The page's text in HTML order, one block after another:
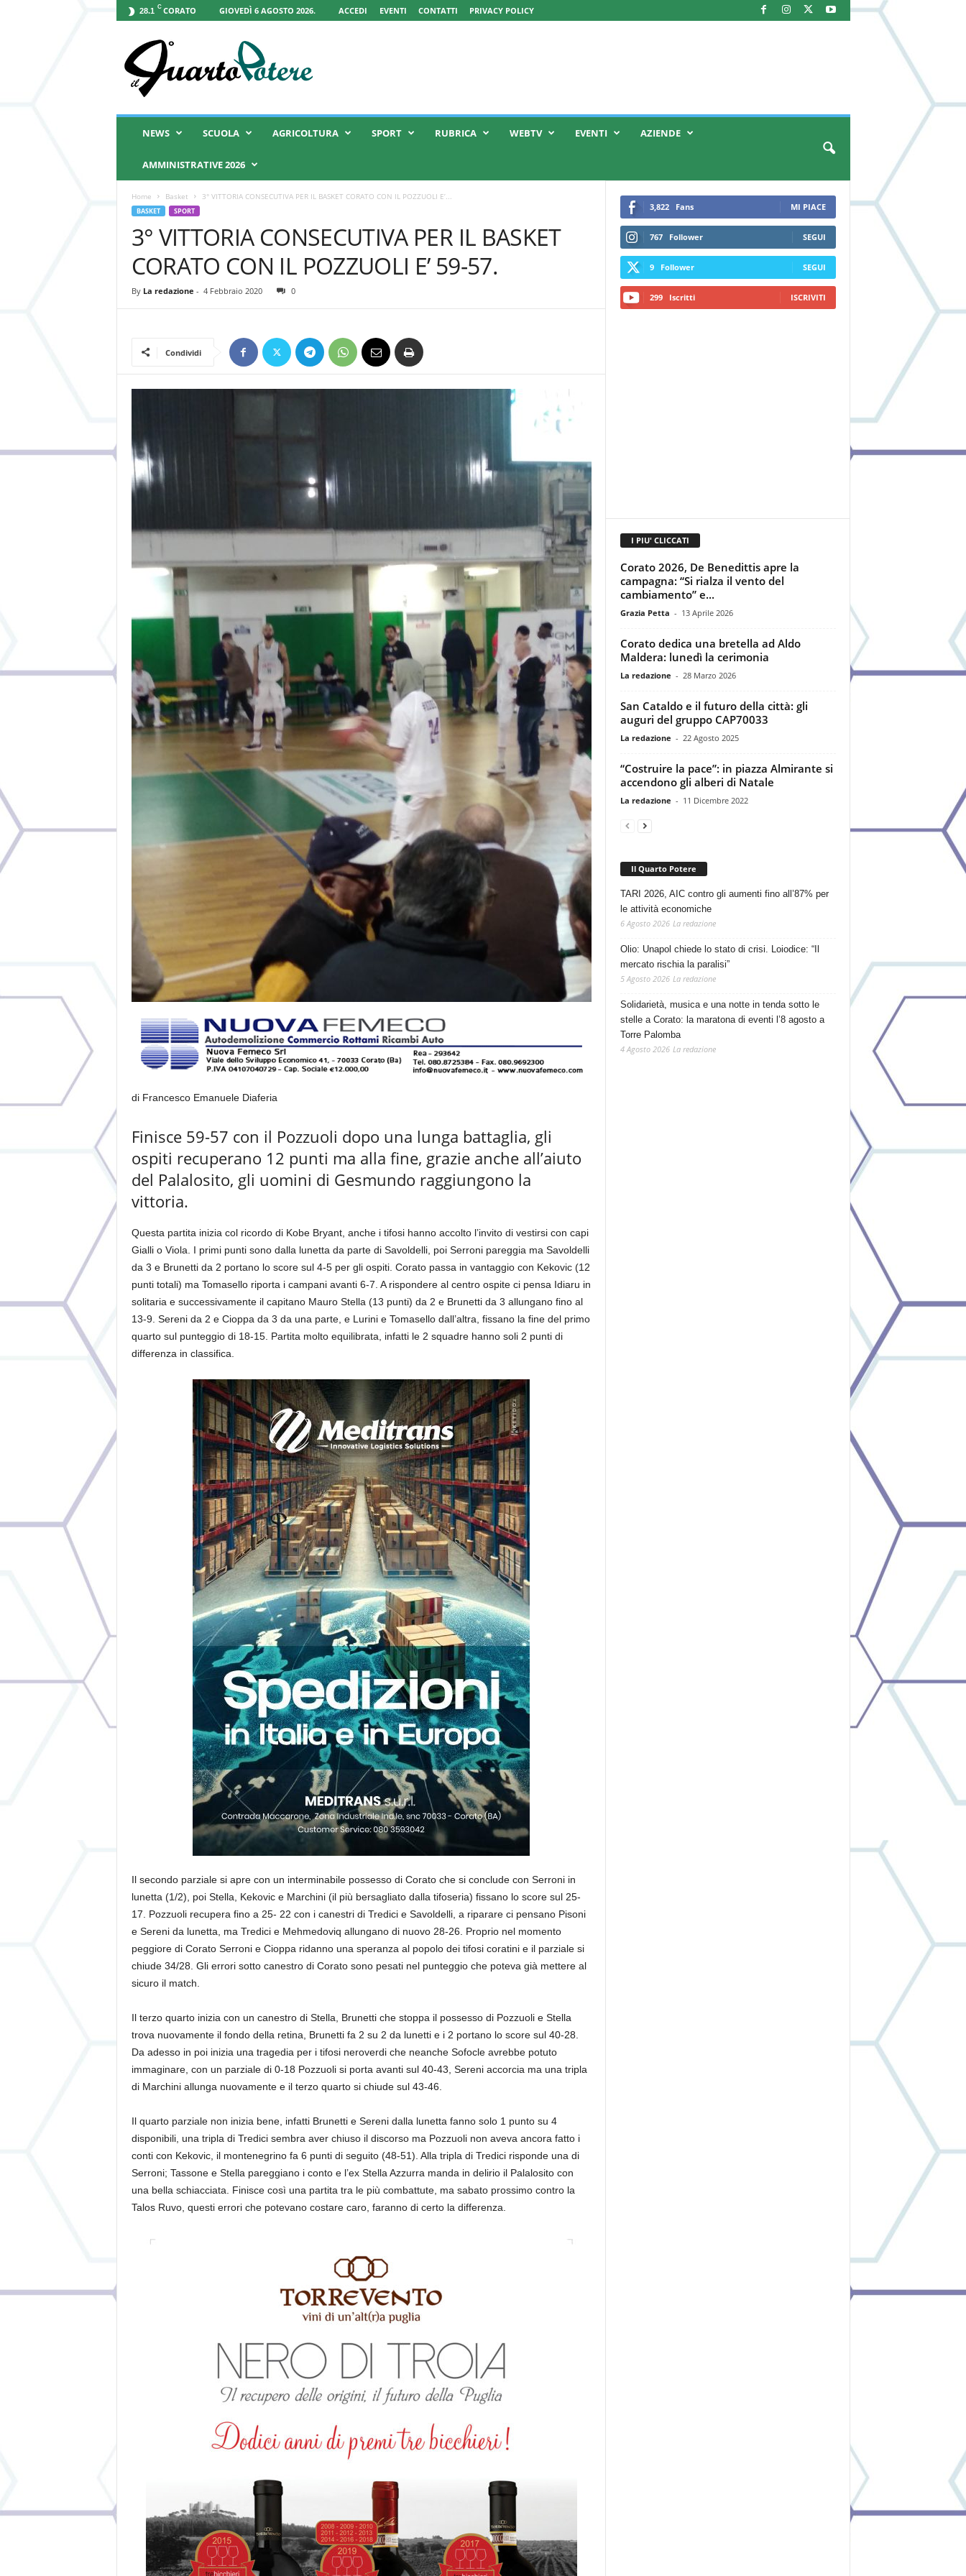
28.1 C CORATO GIOVEDÌ 6 AGOSTO 2026. ACCEDI EVENTI CONTATTI PRIVACY POLICY
Q
NEWS SCUOLA AGRICOLTURA SPORT RUBRICA WEBTV EVENTI AZIENDE
AMMINISTRATIVE 2026
Home Basket 3° VITTORIA CONSECUTIVA PER IL BASKET CORATO CON IL POZZUOLI E’...
BASKET SPORT
3° VITTORIA CONSECUTIVA PER IL BASKET
CORATO CON IL POZZUOLI E’ 59-57.
By La redazione - 4 Febbraio 2020 0
Condividi
di Francesco Emanuele Diaferia
Finisce 59-57 con il Pozzuoli dopo una lunga battaglia, gli
ospiti recuperano 12 punti ma alla fine, grazie anche all’aiuto
del Palalosito, gli uomini di Gesmundo raggiungono la
vittoria.
Questa partita inizia col ricordo di Kobe Bryant, anche i tifosi hanno accolto l’invito di vestirsi con capi
Gialli o Viola. I primi punti sono dalla lunetta da parte di Savoldelli, poi Serroni pareggia ma Savoldelli
da 3 e Brunetti da 2 portano lo score sul 4-5 per gli ospiti. Corato passa in vantaggio con Kekovic (12
punti totali) ma Tomasello riporta i campani avanti 6-7. A rispondere al centro ospite ci pensa Idiaru in
solitaria e successivamente il capitano Mauro Stella (13 punti) da 2 e Brunetti da 3 allungano fino al
13-9. Sereni da 2 e Cioppa da 3 da una parte, e Lurini e Tomasello dall’altra, fissano la fine del primo
quarto sul punteggio di 18-15. Partita molto equilibrata, infatti le 2 squadre hanno soli 2 punti di
differenza in classifica.
Il secondo parziale si apre con un interminabile possesso di Corato che si conclude con Serroni in
lunetta (1/2), poi Stella, Kekovic e Marchini (il più bersagliato dalla tifoseria) fissano lo score sul 25-
17. Pozzuoli recupera fino a 25- 22 con i canestri di Tredici e Savoldelli, a riparare ci pensano Pisoni
e Sereni da lunetta, ma Tredici e Mehmedoviq allungano di nuovo 28-26. Proprio nel momento
peggiore di Corato Serroni e Cioppa ridanno una speranza al popolo dei tifosi coratini e il parziale si
chiude 34/28. Gli errori sotto canestro di Corato sono pesati nel punteggio che poteva già mettere al
sicuro il match.
Il terzo quarto inizia con un canestro di Stella, Brunetti che stoppa il possesso di Pozzuoli e Stella
trova nuovamente il fondo della retina, Brunetti fa 2 su 2 da lunetti e i 2 portano lo score sul 40-28.
Da adesso in poi inizia una tragedia per i tifosi neroverdi che neanche Sofocle avrebbe potuto
immaginare, con un parziale di 0-18 Pozzuoli si porta avanti sul 40-43, Sereni accorcia ma una tripla
di Marchini allunga nuovamente e il terzo quarto si chiude sul 43-46.
Il quarto parziale non inizia bene, infatti Brunetti e Sereni dalla lunetta fanno solo 1 punto su 4
disponibili, una tripla di Tredici sembra aver chiuso il discorso ma Pozzuoli non aveva ancora fatto i
conti con Kekovic, il montenegrino fa 6 punti di seguito (48-51). Alla tripla di Tredici risponde una di
Serroni; Tassone e Stella pareggiano i conto e l’ex Stella Azzurra manda in delirio il Palalosito con
una bella schiacciata. Finisce così una partita tra le più combattute, ma sabato prossimo contro la
Talos Ruvo, questi errori che potevano costare caro, faranno di certo la differenza.
3,822 Fans MI PIACE
767 Follower SEGUI
9 Follower SEGUI
299 Iscritti ISCRIVITI
I PIU' CLICCATI
Corato 2026, De Benedittis apre la
campagna: “Si rialza il vento del
cambiamento” e...
Grazia Petta - 13 Aprile 2026
Corato dedica una bretella ad Aldo
Maldera: lunedì la cerimonia
La redazione - 28 Marzo 2026
San Cataldo e il futuro della città: gli
auguri del gruppo CAP70033
La redazione - 22 Agosto 2025
“Costruire la pace”: in piazza Almirante si
accendono gli alberi di Natale
La redazione - 11 Dicembre 2022
Il Quarto Potere
TARI 2026, AIC contro gli aumenti fino all’87% per
le attività economiche
6 Agosto 2026 La redazione
Olio: Unapol chiede lo stato di crisi. Loiodice: “Il
mercato rischia la paralisi”
5 Agosto 2026 La redazione
Solidarietà, musica e una notte in tenda sotto le
stelle a Corato: la maratona di eventi l’8 agosto a
Torre Palomba
4 Agosto 2026 La redazione